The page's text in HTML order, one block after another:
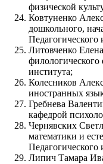
физической
Ковтуненко
дошкольного,
Педагогического
Литовченко
филологического
института;
Колесников
иностранных
Гребнева
кафедрой
Чернявских
математики и
Педагогического
Липич Тамара